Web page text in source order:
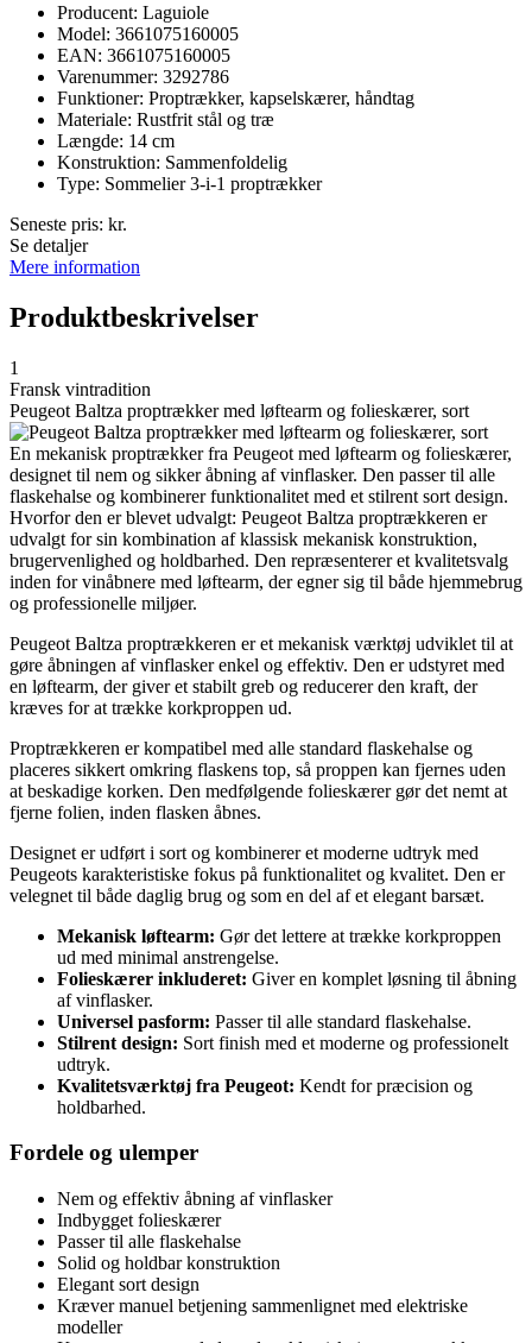
Producent: Laguiole
Model: 3661075160005
EAN: 3661075160005
Varenummer: 3292786
Funktioner: Proptrækker, kapselskærer, håndtag
Materiale: Rustfrit stål og træ
Længde: 14 cm
Konstruktion: Sammenfoldelig
Type: Sommelier 3-i-1 proptrækker
Seneste pris: kr.
Se detaljer
Mere information
Produktbeskrivelser
1
Fransk vintradition
Peugeot Baltza proptrækker med løftearm og folieskærer, sort
En mekanisk proptrækker fra Peugeot med løftearm og folieskærer,
designet til nem og sikker åbning af vinflasker. Den passer til alle
flaskehalse og kombinerer funktionalitet med et stilrent sort design.
Hvorfor den er blevet udvalgt: Peugeot Baltza proptrækkeren er
udvalgt for sin kombination af klassisk mekanisk konstruktion,
brugervenlighed og holdbarhed. Den repræsenterer et kvalitetsvalg
inden for vinåbnere med løftearm, der egner sig til både hjemmebrug
og professionelle miljøer.
Peugeot Baltza proptrækkeren er et mekanisk værktøj udviklet til at
gøre åbningen af vinflasker enkel og effektiv. Den er udstyret med
en løftearm, der giver et stabilt greb og reducerer den kraft, der
kræves for at trække korkproppen ud.
Proptrækkeren er kompatibel med alle standard flaskehalse og
placeres sikkert omkring flaskens top, så proppen kan fjernes uden
at beskadige korken. Den medfølgende folieskærer gør det nemt at
fjerne folien, inden flasken åbnes.
Designet er udført i sort og kombinerer et moderne udtryk med
Peugeots karakteristiske fokus på funktionalitet og kvalitet. Den er
velegnet til både daglig brug og som en del af et elegant barsæt.
Mekanisk løftearm: Gør det lettere at trække korkproppen
ud med minimal anstrengelse.
Folieskærer inkluderet: Giver en komplet løsning til åbning
af vinflasker.
Universel pasform: Passer til alle standard flaskehalse.
Stilrent design: Sort finish med et moderne og professionelt
udtryk.
Kvalitetsværktøj fra Peugeot: Kendt for præcision og
holdbarhed.
Fordele og ulemper
Nem og effektiv åbning af vinflasker
Indbygget folieskærer
Passer til alle flaskehalse
Solid og holdbar konstruktion
Elegant sort design
Kræver manuel betjening sammenlignet med elektriske
modeller